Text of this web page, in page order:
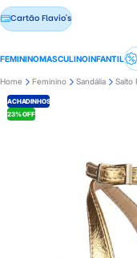
Cartão Flavio's
FEMININOMASCULINOINFANTIL
Home Feminino Sandália Salto
23% OFF
ACHADINHOS